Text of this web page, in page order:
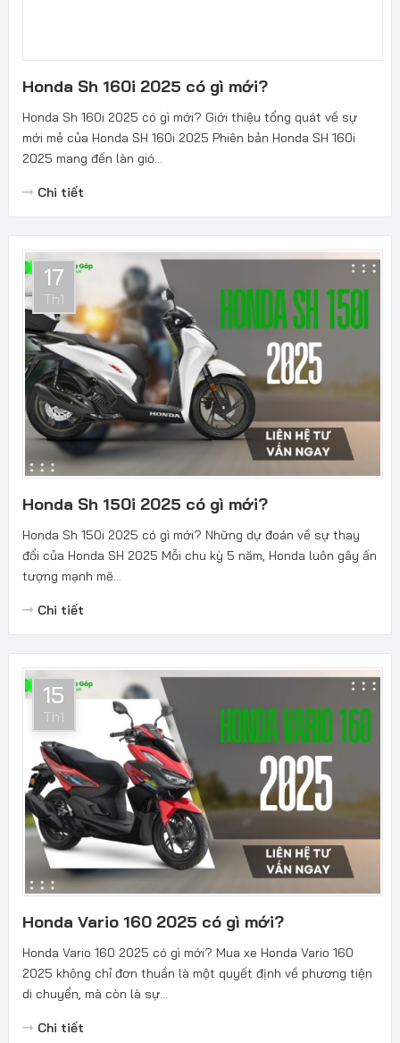
Honda Sh 160i 2025 có gì mới?
Honda Sh 160i 2025 có gì mới? Giới thiệu tổng quát về sự
mới mẻ của Honda SH 160i 2025 Phiên bản Honda SH 160i
2025 mang đến làn gió...
Chi tiết
17
Th1
Honda Sh 150i 2025 có gì mới?
Honda Sh 150i 2025 có gì mới? Những dự đoán về sự thay
đổi của Honda SH 2025 Mỗi chu kỳ 5 năm, Honda luôn gây ấn
tượng mạnh mẽ...
Chi tiết
15
Th1
Honda Vario 160 2025 có gì mới?
Honda Vario 160 2025 có gì mới? Mua xe Honda Vario 160
2025 không chỉ đơn thuần là một quyết định về phương tiện
di chuyển, mà còn là sự...
Chi tiết